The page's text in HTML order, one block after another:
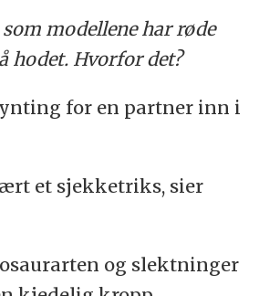
modellene har røde
hodet. Hvorfor det?
for en partner inn i
et sjekketriks, sier
og slektninger